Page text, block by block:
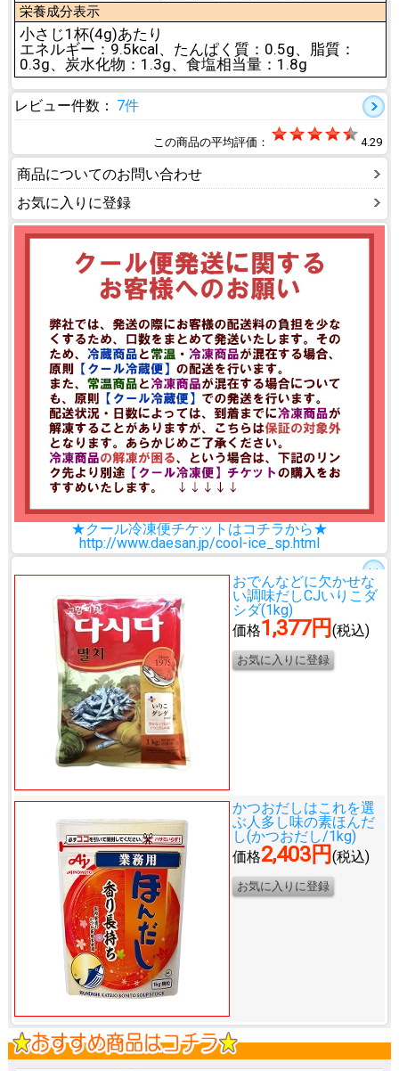
栄養成分表示
小さじ1杯(4g)あたり
エネルギー：9.5kcal、たんぱく質：0.5g、脂質：
0.3g、炭水化物：1.3g、食塩相当量：1.8g
レビュー件数： 7件
この商品の平均評価： 4.29
商品についてのお問い合わせ
お気に入りに登録
★クール冷凍便チケットはコチラから★
http://www.daesan.jp/cool-ice_sp.html
おでんなどに欠かせな
い調味だしCJいりこダ
シダ(1kg)
価格1,377円 (税込)
かつおだしはこれを選
ぶ人多し味の素ほんだ
し(かつおだし/1kg)
価格2,403円 (税込)